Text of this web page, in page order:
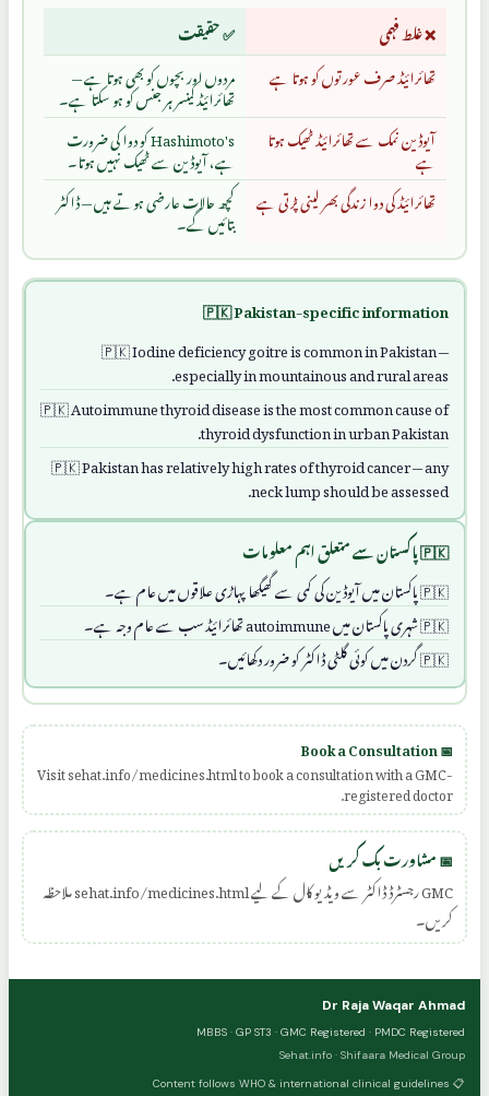
❌ غلط فہمی
✅ حقیقت
تھائرائیڈ صرف عورتوں کو ہوتا ہے
مردوں اور بچوں کو بھی ہوتا ہے —
تھائرائیڈ کینسر ہر جنس کو ہو سکتا ہے۔
آیوڈین نمک سے تھائرائیڈ ٹھیک ہوتا
ہے
Hashimoto's کو دوا کی ضرورت
ہے، آیوڈین سے ٹھیک نہیں ہوتا۔
تھائرائیڈ کی دوا زندگی بھر لینی پڑتی ہے
کچھ حالات عارضی ہوتے ہیں — ڈاکٹر
بتائیں گے۔
🇵🇰 Pakistan-specific information
Iodine deficiency goitre is common in Pakistan —
especially in mountainous and rural areas.
Autoimmune thyroid disease is the most common cause of
thyroid dysfunction in urban Pakistan.
Pakistan has relatively high rates of thyroid cancer — any
neck lump should be assessed.
🇵🇰 پاکستان سے متعلق اہم معلومات
پاکستان میں آیوڈین کی کمی سے گھیگھا پہاڑی علاقوں میں عام ہے۔
شہری پاکستان میں autoimmune تھائرائیڈ سب سے عام وجہ ہے۔
گردن میں کوئی گلٹی ڈاکٹر کو ضرور دکھائیں۔
📅 Book a Consultation
Visit sehat.info/medicines.html to book a consultation with a GMC-
registered doctor.
📅 مشاورت بک کریں
GMC رجسٹرڈ ڈاکٹر سے ویڈیو کال کے لیے sehat.info/medicines.html ملاحظہ
کریں۔
Dr Raja Waqar Ahmad
MBBS · GP ST3 · GMC Registered · PMDC Registered
Sehat.info · Shifaara Medical Group
📋 Content follows WHO & international clinical guidelines